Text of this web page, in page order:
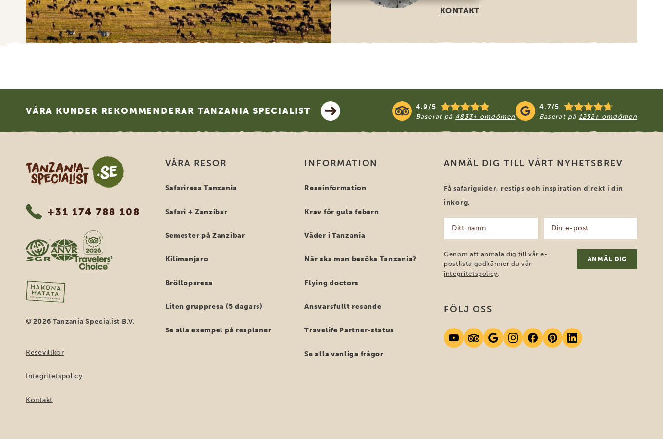
KONTAKT
VÅRA KUNDER REKOMMENDERAR TANZANIA SPECIALIST 4.9/5
Baserat på 4833+ omdömen
4.7/5
Baserat på 1252+ omdömen
Tanzania Specialist
+31 174 788 108
© 2026 Tanzania Specialist B.V.
Resevillkor
Integritetspolicy
Kontakt
VÅRA RESOR
Safariresa Tanzania
Safari + Zanzibar
Semester på Zanzibar
Kilimanjaro
Bröllopsresa
Liten gruppresa (5 dagars)
Se alla exempel på resplaner
INFORMATION
Reseinformation
Krav för gula febern
Väder i Tanzania
När ska man besöka Tanzania?
Flying doctors
Ansvarsfullt resande
Travelife Partner-status
Se alla vanliga frågor
ANMÄL DIG TILL VÅRT NYHETSBREV
Få safariguider, restips och inspiration direkt i din
inkorg.
namn
(Obligatoriskt)
post
(Obligatoriskt)
Genom att anmäla dig till vår e-
postlista godkänner du vår
integritetspolicy.
FÖLJ OSS